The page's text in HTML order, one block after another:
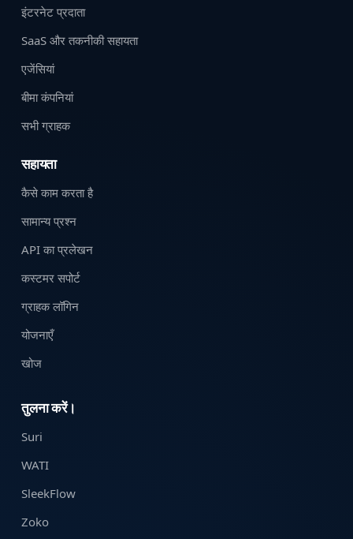
इंटरनेट प्रदाता
SaaS और तकनीकी सहायता
एजेंसियां
बीमा कंपनियां
सभी ग्राहक
सहायता
कैसे काम करता है
सामान्य प्रश्न
API का प्रलेखन
कस्टमर सपोर्ट
ग्राहक लॉगिन
योजनाएँ
खोज
तुलना करें।
Suri
WATI
SleekFlow
Zoko